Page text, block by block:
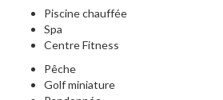
Piscine chauffée
Spa
Centre Fitness
Pêche
Golf miniature